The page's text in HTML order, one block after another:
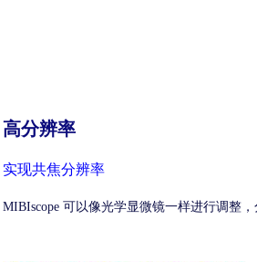
高分辨率
实现共焦分辨率
MIBIscope 可以像光学显微镜一样进行调整